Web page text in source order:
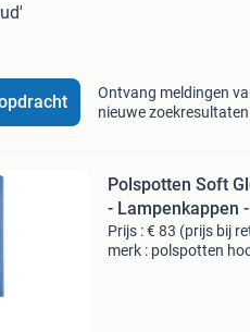
Ontvang meldingen
nieuwe zoekresultaten
Polspotten Soft
- Lampenkappen -
Prijs : € 83 (prijs bij
merk : polspotten